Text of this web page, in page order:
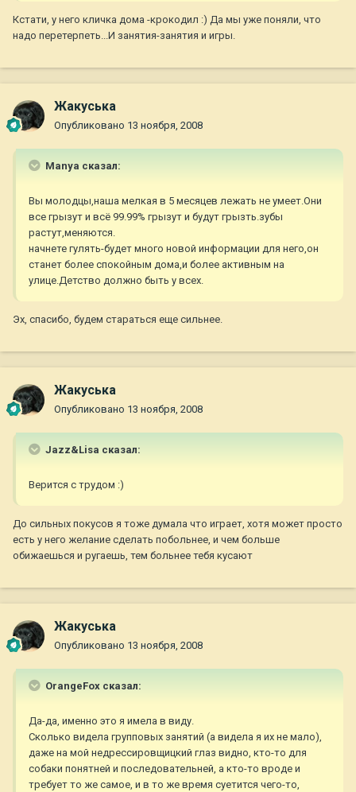
Кстати, у него кличка дома -крокодил :) Да мы уже поняли, что
надо перетерпеть...И занятия-занятия и игры.
Жакуська
Опубликовано 13 ноября, 2008
Manya сказал:
Вы молодцы,наша мелкая в 5 месяцев лежать не умеет.Они
все грызут и всё 99.99% грызут и будут грызть.зубы
растут,меняются.
начнете гулять-будет много новой информации для него,он
станет более спокойным дома,и более активным на
улице.Детство должно быть у всех.
Эх, спасибо, будем стараться еще сильнее.
Жакуська
Опубликовано 13 ноября, 2008
Jazz&Lisa сказал:
Верится с трудом :)
До сильных покусов я тоже думала что играет, хотя может просто
есть у него желание сделать побольнее, и чем больше
обижаешься и ругаешь, тем больнее тебя кусают
Жакуська
Опубликовано 13 ноября, 2008
OrangeFox сказал:
Да-да, именно это я имела в виду.
Сколько видела групповых занятий (а видела я их не мало),
даже на мой недрессировщицкий глаз видно, кто-то для
собаки понятней и последовательней, а кто-то вроде и
требует то же самое, и в то же время суетится чего-то,